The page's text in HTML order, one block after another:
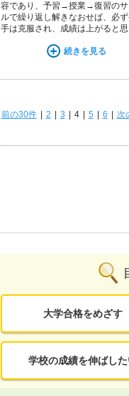
容であり、予習→授業→復習のサ
ルで繰り返し解きなおせば、必
手は克服され、成績は上がると思
らず複数回テキストに登場すると
続きを見る
前の30件 2 3 4 5 6 次
大学合格をめざす
学校の成績を伸ばし